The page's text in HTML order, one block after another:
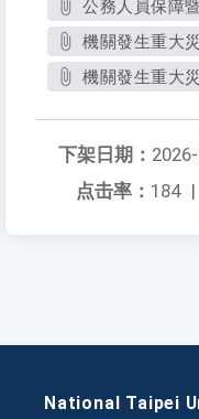
公務人員保障
機關發生重大
機關發生重大
下架日期：
点击率： 184 |
National Taipei